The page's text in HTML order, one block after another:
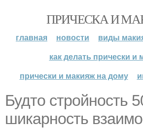
ПРИЧЕСКА И
главная новости
виды
как делать прически и
прически и макияж на дому
Будто стройность
шикарность